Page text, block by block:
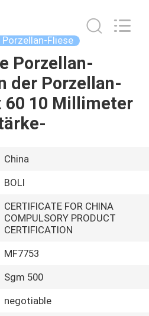
Fliese
Porzellan-
der Porzellan-
60 10 Millimeter
China
BOLI
CERTIFICATE FOR CHINA
COMPULSORY PRODUCT
CERTIFICATION
MF7753
Sgm 500
negotiable